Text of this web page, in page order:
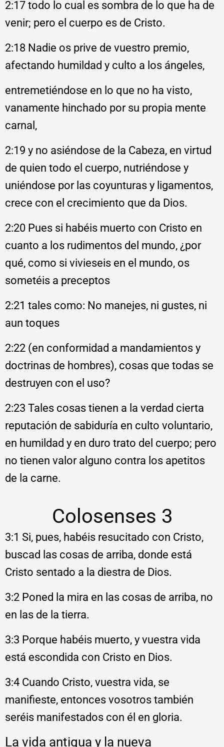
2:17 todo lo cual es sombra de lo que ha de
venir; pero el cuerpo es de Cristo.
2:18 Nadie os prive de vuestro premio,
afectando humildad y culto a los ángeles,
entremetiéndose en lo que no ha visto,
vanamente hinchado por su propia mente
carnal,
2:19 y no asiéndose de la Cabeza, en virtud
de quien todo el cuerpo, nutriéndose y
uniéndose por las coyunturas y ligamentos,
crece con el crecimiento que da Dios.
2:20 Pues si habéis muerto con Cristo en
cuanto a los rudimentos del mundo, ¿por
qué, como si vivieseis en el mundo, os
sometéis a preceptos
2:21 tales como: No manejes, ni gustes, ni
aun toques
2:22 (en conformidad a mandamientos y
doctrinas de hombres), cosas que todas se
destruyen con el uso?
2:23 Tales cosas tienen a la verdad cierta
reputación de sabiduría en culto voluntario,
en humildad y en duro trato del cuerpo; pero
no tienen valor alguno contra los apetitos
de la carne.
Colosenses 3
3:1 Si, pues, habéis resucitado con Cristo,
buscad las cosas de arriba, donde está
Cristo sentado a la diestra de Dios.
3:2 Poned la mira en las cosas de arriba, no
en las de la tierra.
3:3 Porque habéis muerto, y vuestra vida
está escondida con Cristo en Dios.
3:4 Cuando Cristo, vuestra vida, se
manifieste, entonces vosotros también
seréis manifestados con él en gloria.
La vida antigua y la nueva